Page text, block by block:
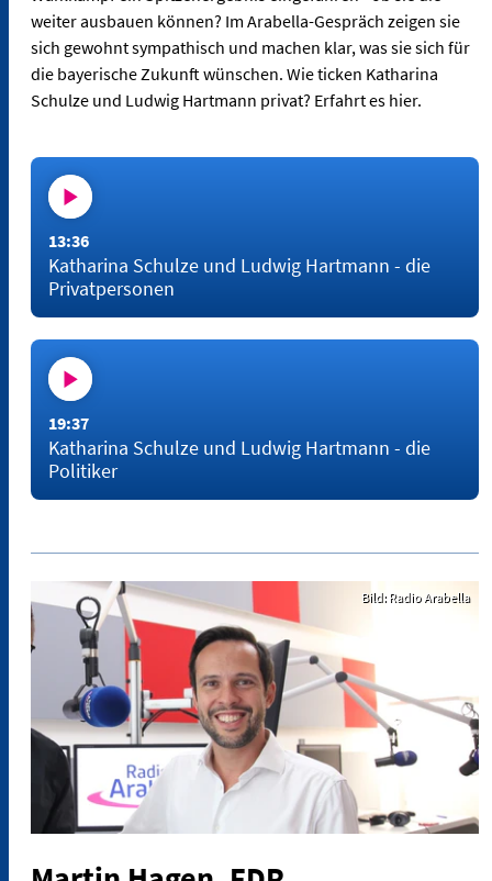
weiter ausbauen können? Im Arabella-Gespräch zeigen sie
sich gewohnt sympathisch und machen klar, was sie sich für
die bayerische Zukunft wünschen. Wie ticken Katharina
Schulze und Ludwig Hartmann privat? Erfahrt es hier.
13:36
Katharina Schulze und Ludwig Hartmann - die
Privatpersonen
19:37
Katharina Schulze und Ludwig Hartmann - die
Politiker
Bild: Radio Arabella